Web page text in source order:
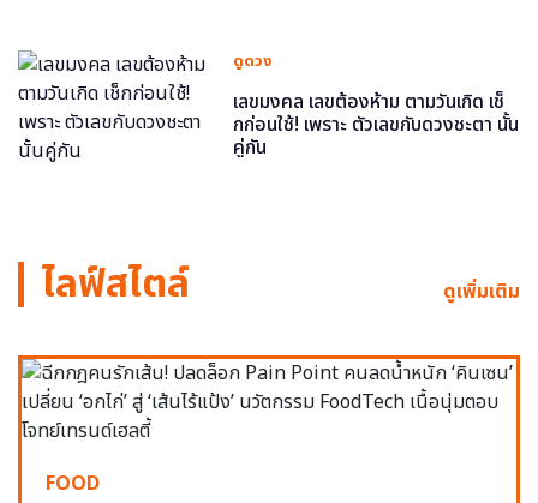
ดูดวง
เลขมงคล เลขต้องห้าม ตามวันเกิด เช็
กก่อนใช้! เพราะ ตัวเลขกับดวงชะตา นั้น
คู่กัน
ไลฟ์สไตล์ ดูเพิ่มเติม
FOOD